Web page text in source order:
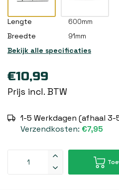
Lengte
600mm
Breedte
91mm
Bekijk alle specificaties
€10,99
Prijs incl. BTW
1-5 Werkdagen (afhaal
Verzendkosten: €7,95